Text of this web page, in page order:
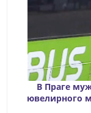
В Праге
ювелирного